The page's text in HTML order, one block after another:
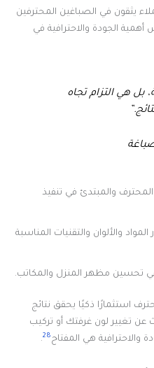
أن 85% من العملاء يثقون في الصباغين المحترفين
الجودة والاحترافية في
بل هي التزام تجاه
والمبتدئ في تنفيذ
والألوان والتقنيات المناسبة
في تحسين مظهر المنزل والمكاتب.
استثمارًا ذكيًا يحقق نتائج
تغيير لون غرفتك أو تركيب
هي المفتاح28
.